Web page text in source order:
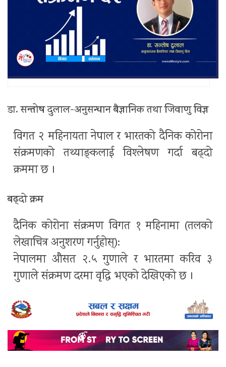
डा. सन्तोष दुलाल-अनुसन्धान बैज्ञानिक तथा जिवाणु विज्ञ
विगत २ महिनायता नेपाल र भारतको दैनिक कोरोना
संक्रमणको तथ्याङ्कलाई विश्लेषण गर्दा बढ्दो
क्रममा छ ।
बढ्दो क्रम
दैनिक कोरोना संक्रमण विगत १ महिनामा (तलको
लेखाचित्र अनुशरण गर्नुहोस्):
नेपालमा औसत २.५ गुणाले र भारतमा करिव ३
गुणाले संक्रमण दरमा वृद्धि भएको देखिएको छ ।